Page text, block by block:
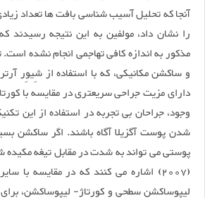
آنجا که تحلیل آسیب شناسی بافت ها تعداد
را نشان داد، مولفین به این نتیجه
مذکور به اندازه کافی تهاجمی انجام نشده
و ساکشن مکانیکی، که با استفاده از شِیوِر
دارای مزیت جراحی سریعتری در مقایسه با
وجود، جراحان بی تجربه در استفاده از این
شدن پوست آگزیلا آگاه باشند. اگر ساکشن
پوستی می تواند به شدت در مقابل تیغه مکیده
(2007) اشاره می کنند که در مقایسه با
لیپوساکشن سطحی و کورتاژ- لیپوساکشن،